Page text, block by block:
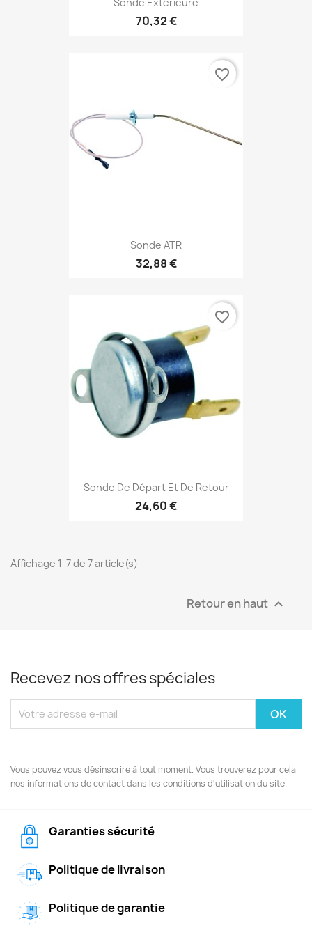
70,32 €
Sonde ATR
32,88 €
favorite_border
Sonde De Départ Et De Retour
24,60 €
favorite_border
Affichage 1-7 de 7 article(s)
Retour en haut 
Recevez nos offres spéciales
Vous pouvez vous désinscrire à tout moment. Vous trouverez pour cela
nos informations de contact dans les conditions d'utilisation du site.
Garanties sécurité
Politique de livraison
Politique de garantie